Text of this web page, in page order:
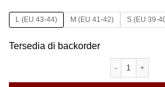
L (EU 43-44) M (EU 41-42) S (EU 39-
Tersedia di backorder
Kuantitas